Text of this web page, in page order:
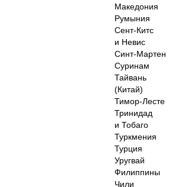
Македония
Румыния
Сент-Китс
и Невис
Синт-Мартен
Суринам
Тайвань
(Китай)
Тимор-Лесте
Тринидад
и Тобаго
Туркмения
Турция
Уругвай
Филиппины
Чили